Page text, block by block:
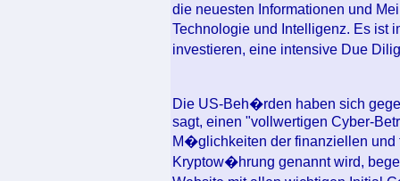
die neuesten Informationen und
Technologie und Intelligenz. Es ist
investieren, eine intensive Due
Die US-Beh�rden haben sich
sagt, einen "vollwertigen Cyber-
M�glichkeiten der finanziellen und
Kryptow�hrung genannt wird,